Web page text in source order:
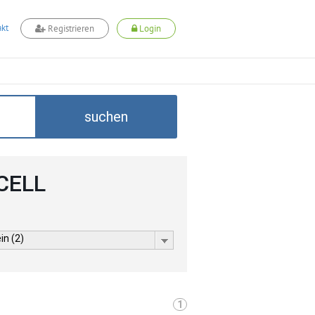
Registrieren Login
suchen
(2)
1